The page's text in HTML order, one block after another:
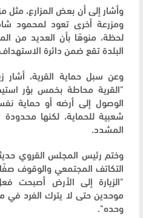
وأشار إلى أن بعض المزارع، مثل
ومزرعة أخرى تعود لمحمود
لحظة، منوهًا بأن العديد من
البلدة تقع ضمن دائرة
وعن سبل حماية القرية، أشار
"القرية محاطة بخمس بؤر
الوصول إلى أرضه أو حماية
شعبية للحماية، لكنها محدودة
المشدد.
وختم رئيس المجلس القروي
التكاتف المجتمعي والوقوف صفًا
"الزيارة إلى الأرض أصبحت
موحدين حتى لا يترك الفرد في
وحده".